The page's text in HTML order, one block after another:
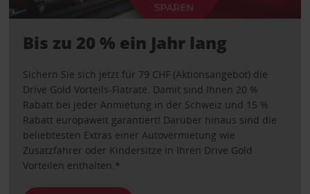
Bis zu 20 % ein Jahr lang
Sichern Sie sich jetzt für 79 CHF (Aktionsangebot) die
Drive Gold Vorteils-Flatrate. Damit sind Ihnen 20 %
Rabatt bei jeder Anmietung in der Schweiz und 15 %
Rabatt europaweit garantiert! Darüber hinaus sind die
beliebtesten Extras einer Autovermietung wie
Zusatzfahrer oder Kindersitze in Ihren Drive Gold
Vorteilen enthalten.*